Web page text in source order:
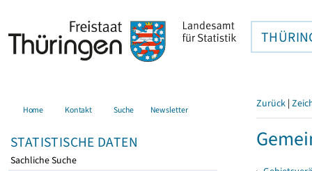
Home Kontakt Suche Newsletter
STATISTISCHE DATEN
Sachliche Suche
Zurück |